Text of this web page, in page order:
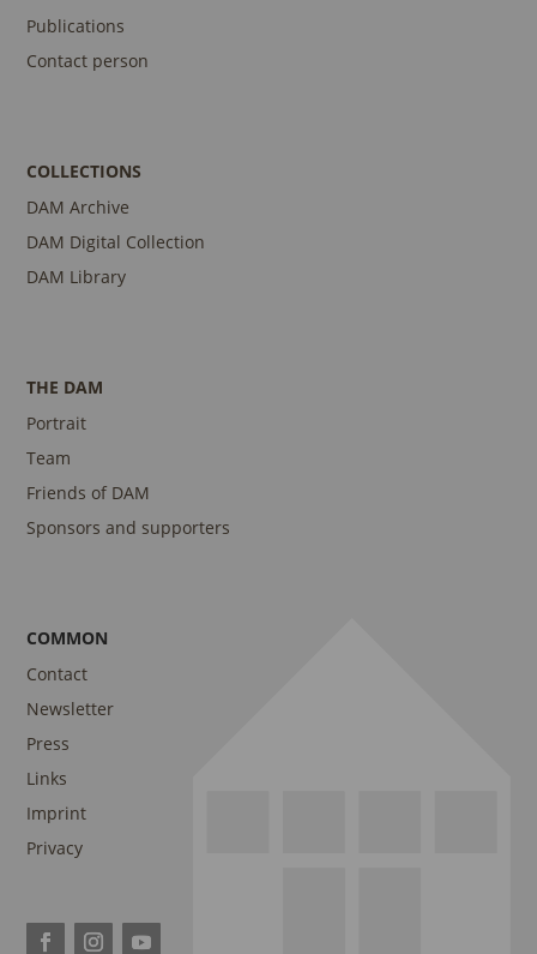
Publications
Contact person
COLLECTIONS
DAM Archive
DAM Digital Collection
DAM Library
THE DAM
Portrait
Team
Friends of DAM
Sponsors and supporters
COMMON
Contact
Newsletter
Press
Links
Imprint
Privacy